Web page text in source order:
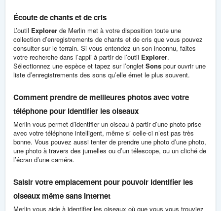
Écoute de chants et de cris
L’outil Explorer de Merlin met à votre disposition toute une
collection d’enregistrements de chants et de cris que vous pouvez
consulter sur le terrain. Si vous entendez un son inconnu, faites
votre recherche dans l’appli à partir de l’outil Explorer.
Sélectionnez une espèce et tapez sur l’onglet Sons pour ouvrir une
liste d’enregistrements des sons qu’elle émet le plus souvent.
Comment prendre de meilleures photos avec votre
téléphone pour identifier les oiseaux
Merlin vous permet d’identifier un oiseau à partir d’une photo prise
avec votre téléphone intelligent, même si celle-ci n’est pas très
bonne. Vous pouvez aussi tenter de prendre une photo d’une photo,
une photo à travers des jumelles ou d’un télescope, ou un cliché de
l’écran d’une caméra.
Saisir votre emplacement pour pouvoir identifier les
oiseaux même sans Internet
Merlin vous aide à identifier les oiseaux où que vous vous trouviez